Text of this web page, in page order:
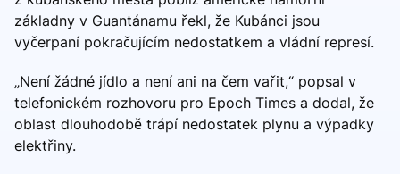
základny v Guantánamu řekl, že Kubánci jsou
vyčerpaní pokračujícím nedostatkem a vládní represí.
„Není žádné jídlo a není ani na čem vařit,“ popsal v
telefonickém rozhovoru pro Epoch Times a dodal, že
oblast dlouhodobě trápí nedostatek plynu a výpadky
elektřiny.